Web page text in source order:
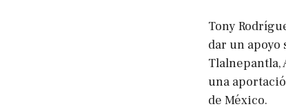
Tony
dar un
Tlalnepantla,
una
de México.